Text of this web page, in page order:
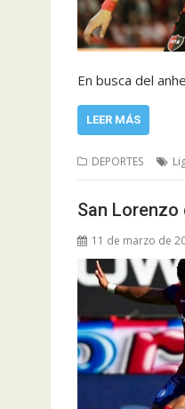
En busca del
LEER MÁS
DEPORTES
San
11 de marzo de